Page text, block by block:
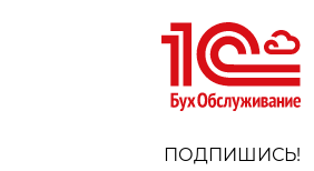
ПОДПИШИСЬ!